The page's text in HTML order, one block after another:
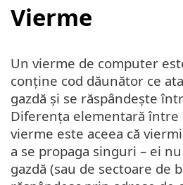
Vierme
Un vierme de computer
conține cod dăunător ce
gazdă și se răspândește
Diferența elementară între
vierme este aceea că
a se propaga singuri – ei
gazdă (sau de sectoare de